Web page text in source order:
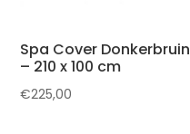
Spa Cover Donkerbruin
– 210 x 100 cm
€225,00